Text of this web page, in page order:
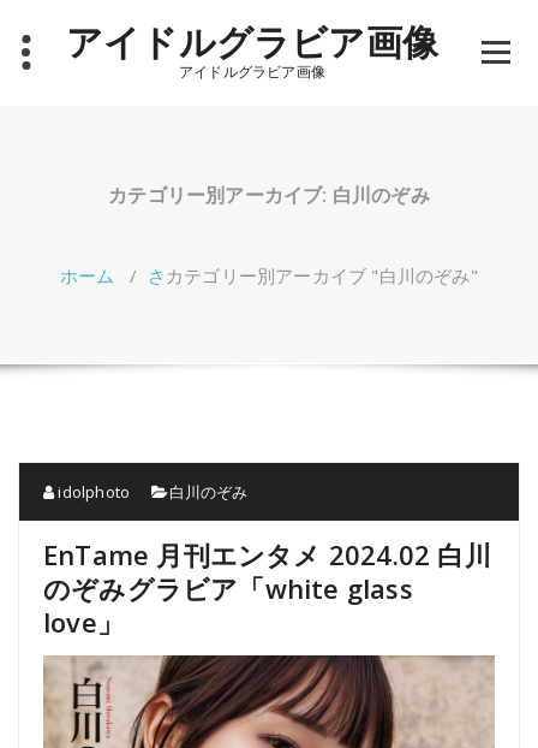
アイドルグラビア画像
アイドルグラビア画像
カテゴリー別アーカイブ: 白川のぞみ
ホーム / さ カテゴリー別アーカイブ "白川のぞみ"
idolphoto 白川のぞみ
EnTame 月刊エンタメ 2024.02 白川
のぞみグラビア「white glass
love」